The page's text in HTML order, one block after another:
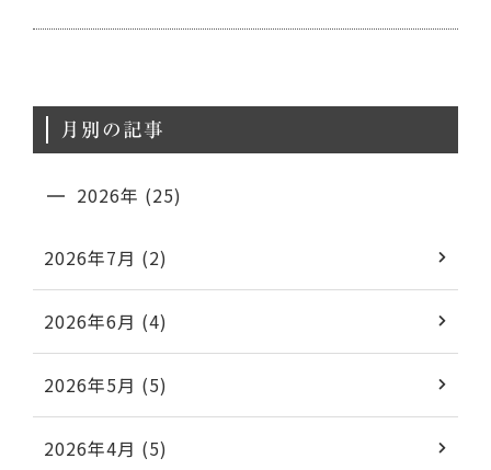
月別の記事
2026年 (25)
2026年7月 (2)
2026年6月 (4)
2026年5月 (5)
2026年4月 (5)